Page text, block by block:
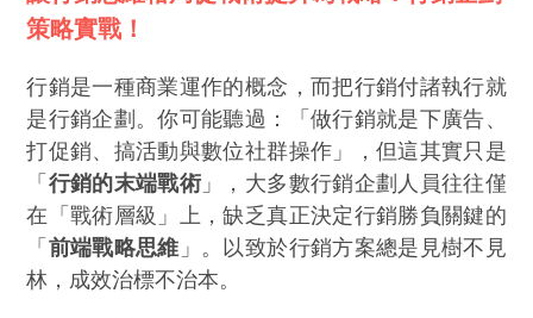
策略實戰！
行銷是一種商業運作的概念，而把行銷付諸執行就
是行銷企劃。你可能聽過：「做行銷就是下廣告、
打促銷、搞活動與數位社群操作」，但這其實只是
「行銷的末端戰術 」，大多數行銷企劃人員往往僅
在「戰術層級」上，缺乏真正決定行銷勝負關鍵的
「前端戰略思維 」。以致於行銷方案總是見樹不見
林，成效治標不治本。